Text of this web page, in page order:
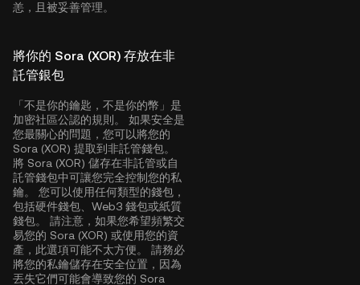
恙，且被妥善管理。
將你的 Sora (XOR) 存放在非
託管銀包
「不是你的鑰匙，不是你的幣」是
加密社區公認的規則。 如果安全是
您最關心的問題，您可以將您的
Sora (XOR) 提取到非託管錢包。
將 Sora (XOR) 儲存在非託管或自
託管錢包中可讓您完全控制您的私
鑰。 您可以使用任何類型的錢包，
包括硬件錢包、Web3 錢包或紙質
錢包。 請注意，如果您希望頻繁交
易您的 Sora (XOR) 或使用您的資
產，此選項可能不太方便。 請務必
將您的私鑰儲存在安全位置，因為
丟失它們可能會導致您的 Sora